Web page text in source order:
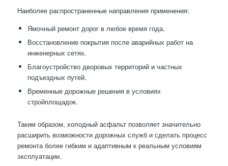
Наиболее распространенные направления применения:
Ямочный ремонт дорог в любое время года.
Восстановление покрытия после аварийных работ на
инженерных сетях.
Благоустройство дворовых территорий и частных
подъездных путей.
Временные дорожные решения в условиях
стройплощадок.
Таким образом, холодный асфальт позволяет значительно
расширить возможности дорожных служб и сделать процесс
ремонта более гибким и адаптивным к реальным условиям
эксплуатации.